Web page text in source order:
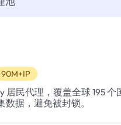
90M+IP
居民代理，覆盖全球 195 个
数据，避免被封锁。